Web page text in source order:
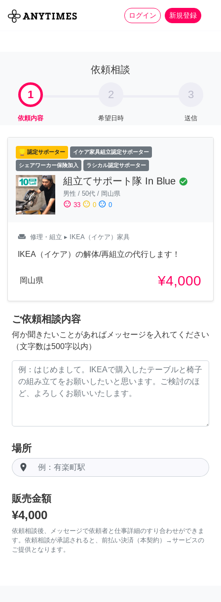
ログイン 新規登録
全て 家事 more_horiz
依頼相談
1
依頼内容
2
希望日時
3
送信
認定サポーター イケア家具組立認定サポーター
シェアワーカー保険加入 ラシカル認定サポーター
組立てサポート隊 In Blue check_circle
男性 / 50代 / 岡山県
sentiment_satisfied 33 sentiment_neutral 0 sentiment_dissatisfied 0
weekend 修理・組立 ▸ IKEA（イケア）家具
IKEA（イケア）の解体/再組立の代行します！
岡山県 ¥4,000
ご依頼相談内容
何か聞きたいことがあればメッセージを入れてください
（文字数は500字以内）
場所
room
販売金額
¥4,000
依頼相談後、メッセージで依頼者と仕事詳細のすり合わせができま
す。依頼相談が承認されると、前払い決済（本契約）→サービスの
ご提供となります。